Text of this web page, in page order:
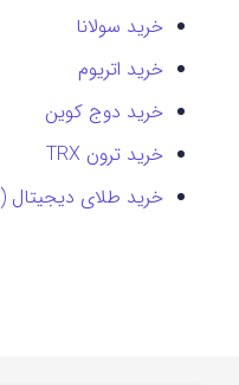
خرید سولانا
خرید اتریوم
خرید دوج کوین
خرید ترون TRX
خرید طلای دیجیتال (XAUT)